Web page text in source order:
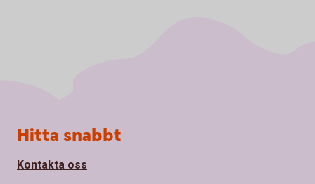
Sidfot
Hitta snabbt
Kontakta oss